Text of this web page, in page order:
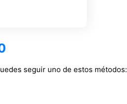
seguir uno de estos métodos: